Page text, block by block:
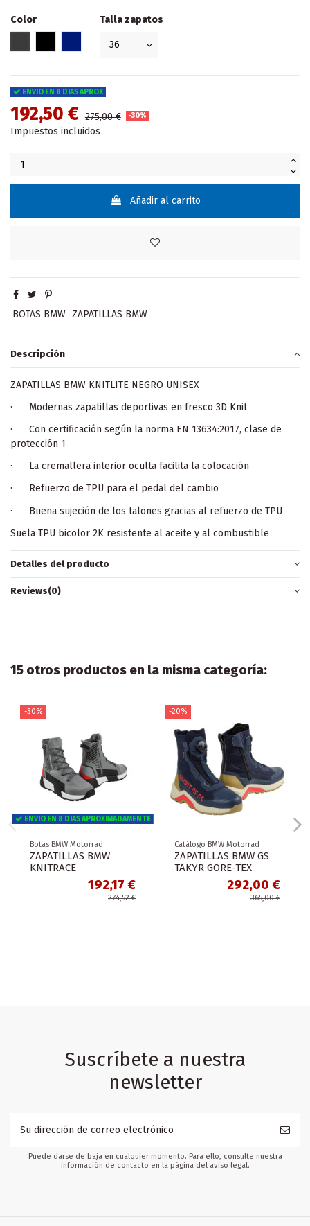
Color
AZUL OSCURO
Talla zapatos
ENVIO EN 8 DIAS APROX
192,50 € 275,00 € -30%
Impuestos incluidos
Añadir al carrito
BOTAS BMW ZAPATILLAS BMW
Descripción
ZAPATILLAS BMW KNITLITE NEGRO UNISEX
· Modernas zapatillas deportivas en fresco 3D Knit
· Con certificación según la norma EN 13634:2017, clase de
protección 1
· La cremallera interior oculta facilita la colocación
· Refuerzo de TPU para el pedal del cambio
· Buena sujeción de los talones gracias al refuerzo de TPU
Suela TPU bicolor 2K resistente al aceite y al combustible
Detalles del producto
Reviews(0)
15 otros productos en la misma categoría:
-30%
ENVIO EN 8 DIAS APROXIMADAMENTE
Botas BMW Motorrad
ZAPATILLAS BMW
KNITRACE
192,17 €
274,52 €
-20%
Catálogo BMW Motorrad
ZAPATILLAS BMW GS
TAKYR GORE-TEX
292,00 €
365,00 €
Suscríbete a nuestra
newsletter
Puede darse de baja en cualquier momento. Para ello, consulte nuestra
información de contacto en la página del aviso legal.